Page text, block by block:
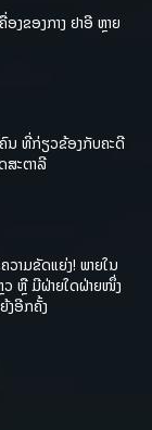
ງຂອງກາງ ຢາອີ ຫຼາຍ
ນ ທີ່ກ່ຽວຂ້ອງກັບຄະດີ
ສະຕາລີ
ວາມຂັດແຍ່ງ! ພາຍໃນ
ວ ຫຼື ມີຝ່າຍໃດຝ່າຍໜຶ່ງ
ງອີກຄັ້ງ